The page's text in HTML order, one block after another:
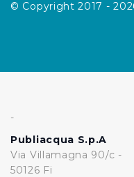
tracciamento ad
indispensabili per una
© Copyright 2017 -
-
Publiacqua S.p.A
Via Villamagna 90/c -
50126 Fi